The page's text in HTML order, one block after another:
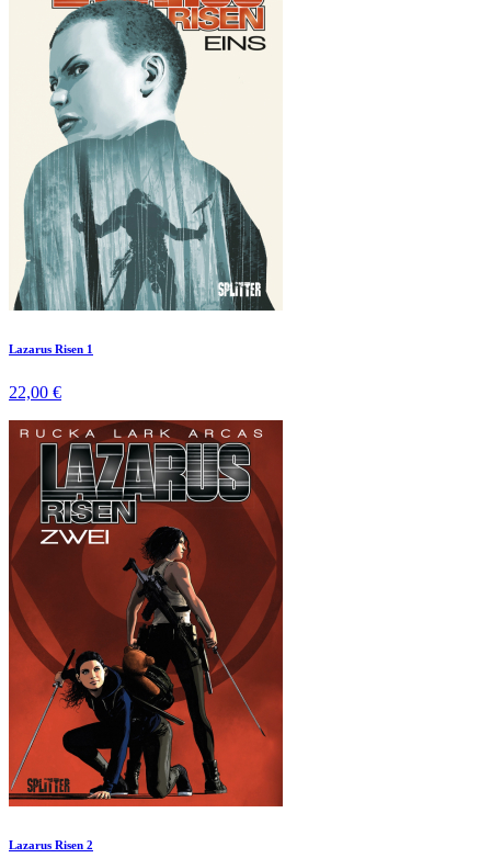
Lazarus Risen 1
22,00 €
Lazarus Risen 2